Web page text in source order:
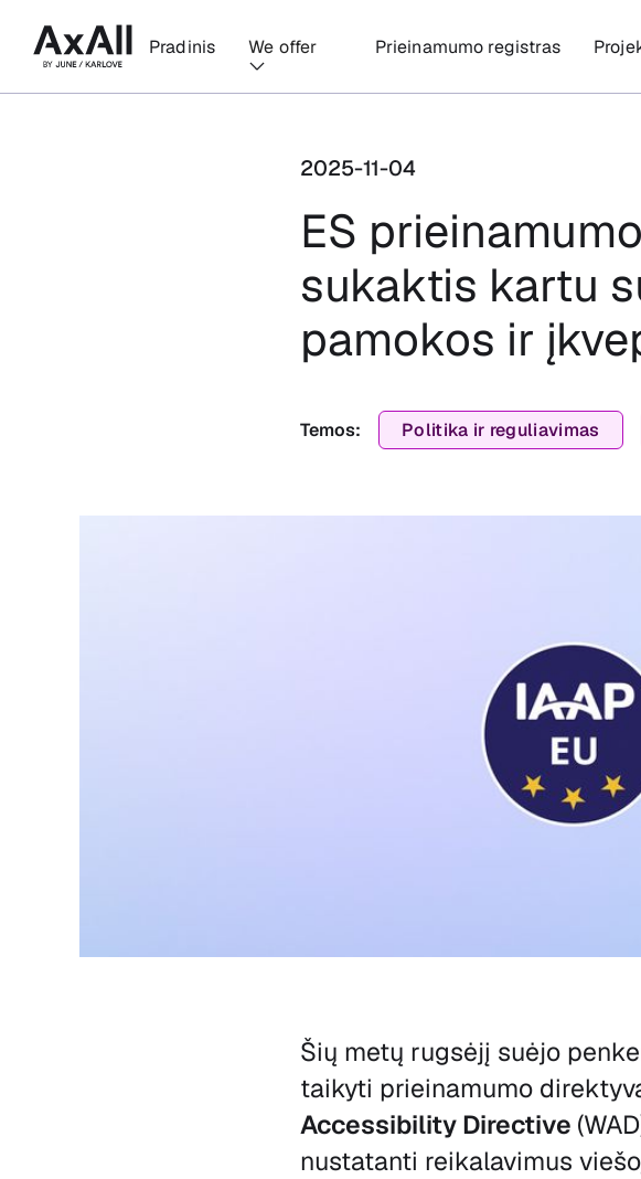
Pradinis We offer Prieinamumo registras
2025-11-04
ES
sukaktis kartu
pamokos ir
Temos: Politika ir reguliavimas
Šių metų rugsėjį suėjo
taikyti prieinamumo
Accessibility Directive
nustatanti reikalavimus